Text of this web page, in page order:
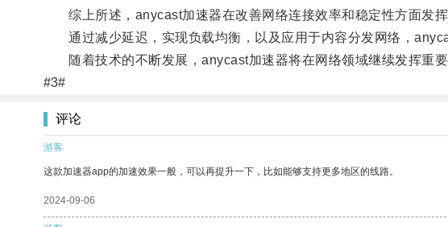
综上所述，anycast加速器在改善网络连接效率和稳定性方面发挥
通过减少延迟，实现负载均衡，以及应用于内容分发网络，
随着技术的不断发展，anycast加速器将在网络领域继续发挥重要
#3#
评论
游客
这款加速器app的加速效果一般，可以再提升一下，比如能够支持更多地区的线路。
2024-09-06